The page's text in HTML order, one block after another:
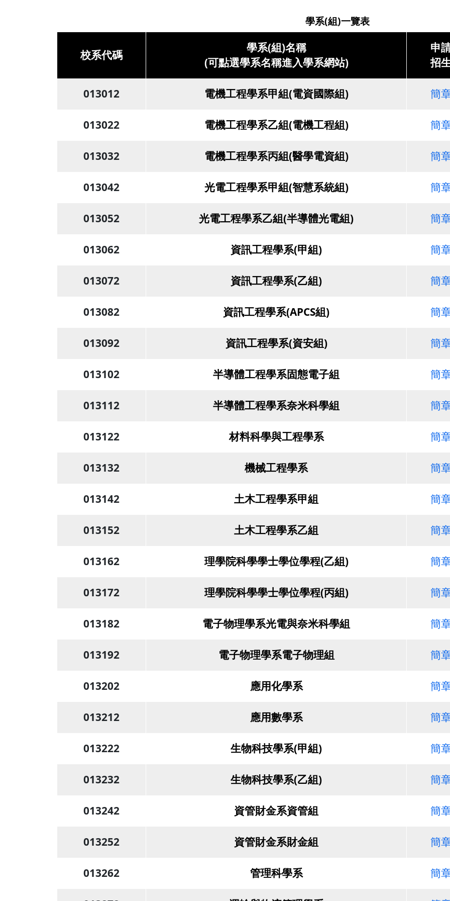
學系(組)一覽表
校系代碼
學系(組)名稱
(可點選學系名稱進入學系網站)
申
招
013012 電機工程學系甲組(電資國際組) 簡
013022 電機工程學系乙組(電機工程組) 簡
013032 電機工程學系丙組(醫學電資組) 簡
013042 光電工程學系甲組(智慧系統組) 簡
013052 光電工程學系乙組(半導體光電組) 簡
013062 資訊工程學系(甲組) 簡
013072 資訊工程學系(乙組) 簡
013082 資訊工程學系(APCS組) 簡
013092 資訊工程學系(資安組) 簡
013102 半導體工程學系固態電子組 簡
013112 半導體工程學系奈米科學組 簡
013122 材料科學與工程學系 簡
013132 機械工程學系 簡
013142 土木工程學系甲組 簡
013152 土木工程學系乙組 簡
013162 理學院科學學士學位學程(乙組) 簡
013172 理學院科學學士學位學程(丙組) 簡
013182 電子物理學系光電與奈米科學組 簡
013192 電子物理學系電子物理組 簡
013202 應用化學系 簡
013212 應用數學系 簡
013222 生物科技學系(甲組) 簡
013232 生物科技學系(乙組) 簡
013242 資管財金系資管組 簡
013252 資管財金系財金組 簡
013262 管理科學系 簡